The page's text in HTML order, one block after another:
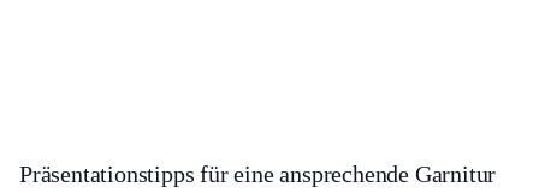
Präsentationstipps für eine ansprechende Garnitur